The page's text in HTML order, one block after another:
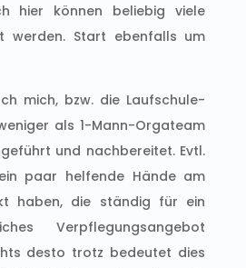
hier können beliebig viele
werden. Start ebenfalls um
mich, bzw. die Laufschule-
als 1-Mann-Orgateam
und nachbereitet. Evtl.
paar helfende Hände am
haben, die ständig für ein
Verpflegungsangebot
desto trotz bedeutet dies